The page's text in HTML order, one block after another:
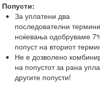
Попусти:
За уплатени два
последователни
ноќевања одобруваме
попуст на вториот
Не е дозволено
на попустот за рана
другите попусти!